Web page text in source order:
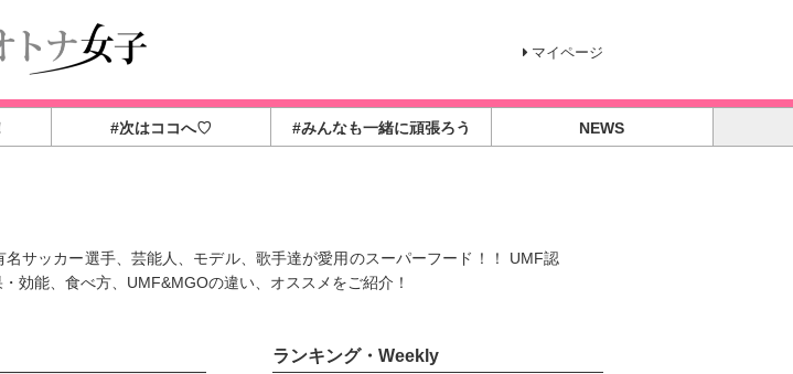
マイページ
#次はココへ♡ #みんなも一緒に頑張ろう NEWS
サッカー選手、芸能人、モデル、歌手達が愛用のスーパーフード！！ UMF認
効能、食べ方、UMF&MGOの違い、オススメをご紹介！
ランキング・Weekly